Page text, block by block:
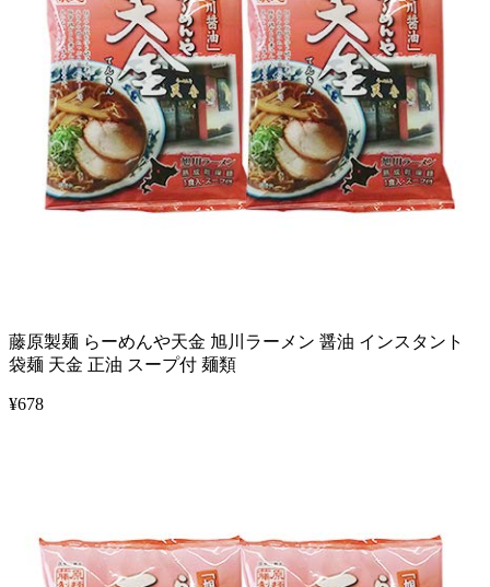
藤原製麺 らーめんや天金 旭川ラーメン 醤油 インスタント
袋麺 天金 正油 スープ付 麺類
¥678